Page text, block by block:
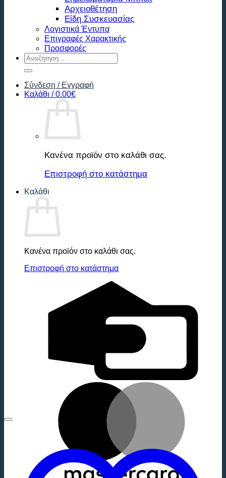
Αρχειοθέτηση
Είδη Συσκευασίας
Λογιστικά Έντυπα
Επιγραφές Χαρακτικής
Προσφορές
Αναζήτηση
για:
Σύνδεση / Εγγραφή
Καλάθι /0.00€
Κανένα προϊόν στο καλάθι σας.
Επιστροφή στο κατάστημα
Καλάθι
Κανένα προϊόν στο καλάθι σας.
Επιστροφή στο κατάστημα